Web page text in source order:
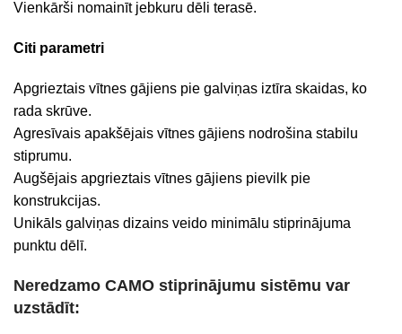
Vienkārši nomainīt jebkuru dēli terasē.
Citi parametri
Apgrieztais vītnes gājiens pie galviņas iztīra skaidas, ko
rada skrūve.
Agresīvais apakšējais vītnes gājiens nodrošina stabilu
stiprumu.
Augšējais apgrieztais vītnes gājiens pievilk pie
konstrukcijas.
Unikāls galviņas dizains veido minimālu stiprinājuma
punktu dēlī.
Neredzamo CAMO stiprinājumu sistēmu var
uzstādīt: